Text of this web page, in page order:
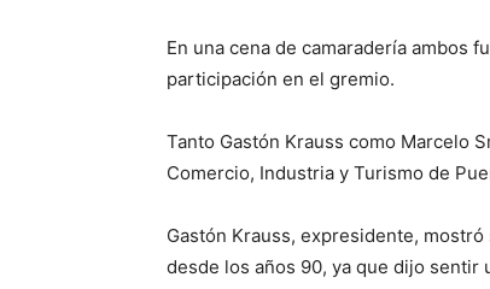
En una cena de camaradería ambos
participación en el gremio.
Tanto Gastón Krauss como Marcelo
Comercio, Industria y Turismo de
Gastón Krauss, expresidente,
desde los años 90, ya que dijo sentir